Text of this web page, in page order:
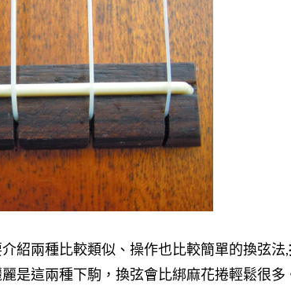
紹兩種比較類似、操作也比較簡單的換弦法,
是這兩種下駒，換弦會比綁麻花捲輕鬆很多